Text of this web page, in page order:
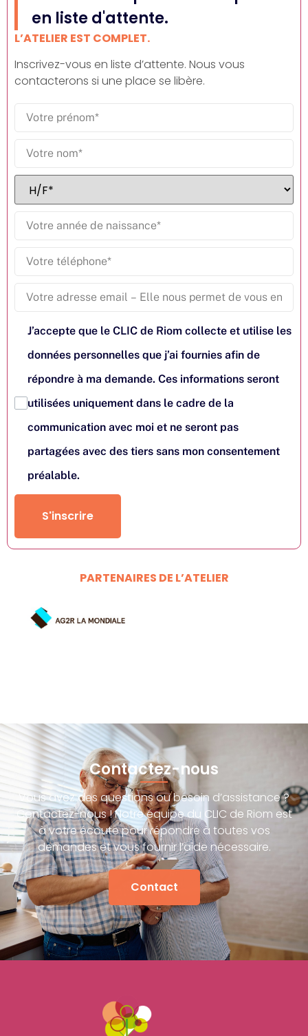
en liste d'attente.
L’ATELIER EST COMPLET.
Inscrivez-vous en liste d’attente. Nous vous
contacterons si une place se libère.
J’accepte que le CLIC de Riom collecte et utilise les
données personnelles que j’ai fournies afin de
répondre à ma demande. Ces informations seront
utilisées uniquement dans le cadre de la
communication avec moi et ne seront pas
partagées avec des tiers sans mon consentement
préalable.
S'inscrire
PARTENAIRES DE L’ATELIER
Contactez-nous
Vous avez des questions ou besoin d’assistance ?
Contactez-nous ! Notre équipe du CLIC de Riom est
à votre écoute pour répondre à toutes vos
demandes et vous fournir l’aide nécessaire.
Contact